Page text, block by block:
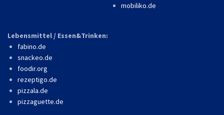
mobiliko.de
Lebensmittel / Essen&Trinken:
fabino.de
snackeo.de
foodir.org
rezeptigo.de
pizzala.de
pizzaguette.de